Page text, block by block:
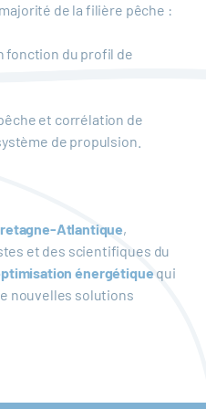
de la filière pêche :
fonction du profil de
et corrélation de
de propulsion.
Atlantique,
et des scientifiques du
énergétiquequi
nouvelles solutions